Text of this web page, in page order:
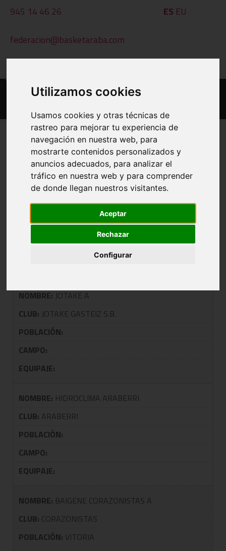
Utilizamos cookies
Usamos cookies y otras técnicas de
rastreo para mejorar tu experiencia de
navegación en nuestra web, para
mostrarte contenidos personalizados y
anuncios adecuados, para analizar el
tráfico en nuestra web y para comprender
de donde llegan nuestros visitantes.
Aceptar
Rechazar
Configurar
945 14 46 26
federacion@basketaraba.com
ES EU
EGUTEGIAK ETA EMAITZAK
INPRIMATU
BESTE TALDE BAT IKUSI
TALDEA: 0402 CRUCES JUNIOR
NOMBRE: JOTAKE A
CLUB: JOTAKE GASTEIZ S.B.
POBLACIÓN:
CAMPO:
EQUIPAJE:
NOMBRE: HIDROCLIMA ARABERRI
CLUB: ARABERRI
POBLACIÓN:
CAMPO:
EQUIPAJE:
NOMBRE: BAIGENE CORAZONISTAS A
CLUB: CORAZONISTAS
POBLACIÓN: VITORIA